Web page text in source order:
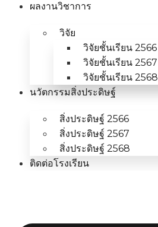
ผลงานวิชาการ
วิจัย
วิจัยชั้นเรียน 2566
วิจัยชั้นเรียน 2567
วิจัยชั้นเรียน 2568
นวัตกรรมสิ่งประดิษฐ์
สิ่งประดิษฐ์ 2566
สิ่งประดิษฐ์ 2567
สิ่งประดิษฐ์ 2568
ติดต่อโรงเรียน